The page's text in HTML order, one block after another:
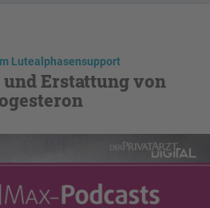
Lutealphasensupport
Erstattung von